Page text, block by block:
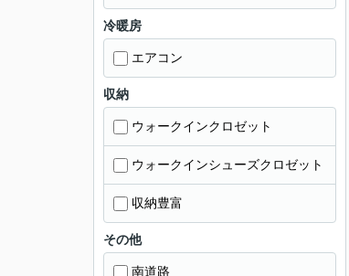
冷暖房
エアコン
収納
ウォークインクロゼット
ウォークインシューズクロゼット
収納豊富
その他
南道路